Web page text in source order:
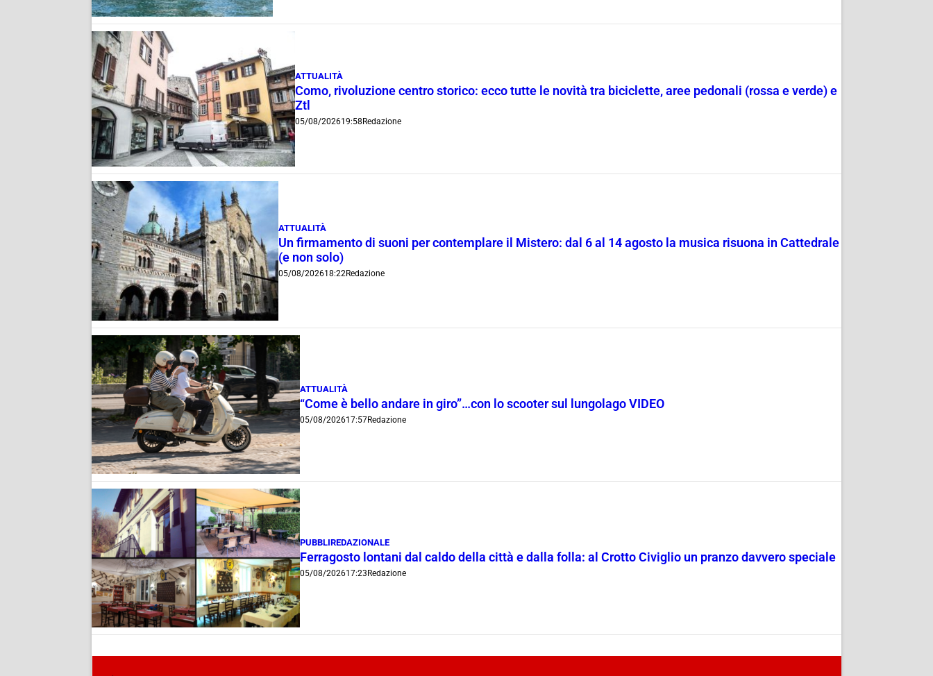
ATTUALITÀ
Como, rivoluzione centro storico: ecco tutte le novità tra biciclette, aree pedonali (rossa e verde) e
Ztl
05/08/202619:58 Redazione
ATTUALITÀ
Un firmamento di suoni per contemplare il Mistero: dal 6 al 14 agosto la musica risuona in Cattedrale
(e non solo)
05/08/202618:22Redazione
ATTUALITÀ
“Come è bello andare in giro”…con lo scooter sul lungolago VIDEO
05/08/202617:57Redazione
PUBBLIREDAZIONALE
Ferragosto lontani dal caldo della città e dalla folla: al Crotto Civiglio un pranzo davvero speciale
05/08/202617:23 Redazione